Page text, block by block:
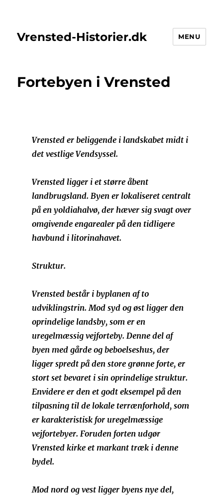
Vrensted-Historier.dk MENU
Fortebyen i Vrensted
Vrensted er beliggende i landskabet midt i
det vestlige Vendsyssel.
Vrensted ligger i et større åbent
landbrugsland. Byen er lokaliseret centralt
på en yoldiahalvø, der hæver sig svagt over
omgivende engarealer på den tidligere
havbund i litorinahavet.
Struktur.
Vrensted består i byplanen af to
udviklingstrin. Mod syd og øst ligger den
oprindelige landsby, som er en
uregelmæssig vejforteby. Denne del af
byen med gårde og beboelseshus, der
ligger spredt på den store grønne forte, er
stort set bevaret i sin oprindelige struktur.
Envidere er den et godt eksempel på den
tilpasning til de lokale terrænforhold, som
er karakteristisk for uregelmæssige
vejfortebyer. Foruden forten udgør
Vrensted kirke et markant træk i denne
bydel.
Mod nord og vest ligger byens nye del,